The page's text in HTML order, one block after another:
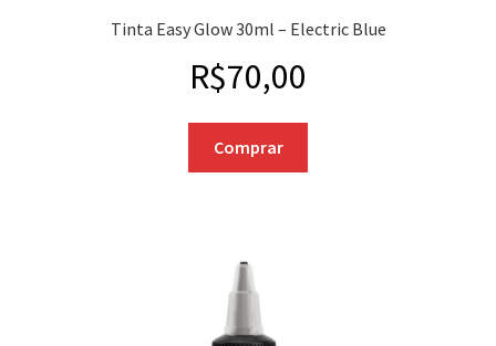
Tinta Easy Glow 30ml – Electric Blue
R$70,00
Comprar